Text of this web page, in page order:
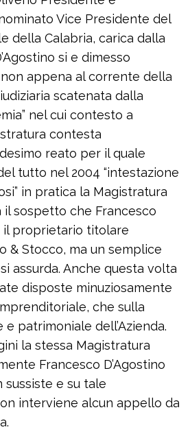
Vice Presidente del
della Calabria, carica dalla
si e dimesso
appena al corrente della
scatenata dalla
nel cui contesto a
contesta
reato per il quale
tutto nel 2004 “intestazione
in pratica la Magistratura
il sospetto che Francesco
il proprietario titolare
& Stocco, ma un semplice
assurda. Anche questa volta
disposte minuziosamente
che sulla
patrimoniale dell’Azienda.
la stessa Magistratura
Francesco D’Agostino
e su tale
interviene alcun appello da